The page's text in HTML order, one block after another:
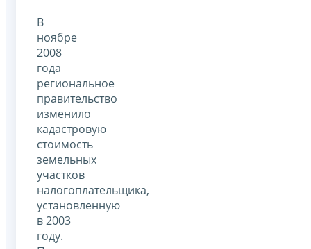
В
ноябре
2008
года
региональное
правительство
изменило
кадастровую
стоимость
земельных
участков
налогоплательщика,
установленную
в 2003
году.